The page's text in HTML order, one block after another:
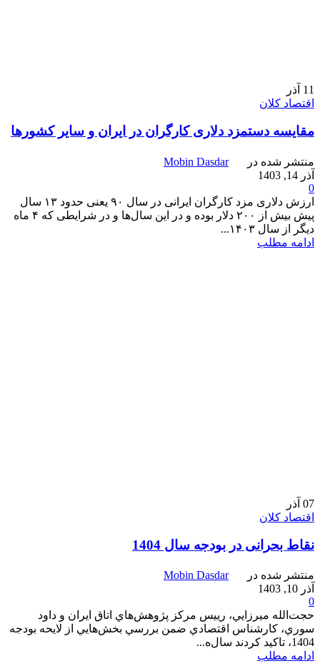
11 آذر
اقتصاد کلان
مقایسه دستمزد دلاری کارگران در ایران و سایر کشورها
منتشر شده در
Mobin Dasdar
آذر 14, 1403
0
ارزش دلاری مزد کارگران ایرانی در سال ۹۰ یعنی حدود ۱۳ سال
پیش بیش از ۲۰۰ دلار بوده و در این سال‌ها و در شرایطی که ۴ ماه
دیگر از سال ۱۴۰۳...
ادامه مطلب
07 آذر
اقتصاد کلان
نقاط بحرانی در بودجه سال 1404
منتشر شده در
Mobin Dasdar
آذر 10, 1403
0
حجت‌الله ميرزايي، رييس مركز پژوهش‌هاي اتاق ايران و داود
سوري، كارشناس اقتصادي ضمن بررسي بخش‌هايي از لايحه بودجه
1404، تاكيد كردند سال‌ه...
ادامه مطلب